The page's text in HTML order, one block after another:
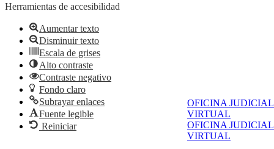
OFICINA JUDICIAL
VIRTUAL
OFICINA JUDICIAL
VIRTUAL
Herramientas de accesibilidad
Aumentar texto
Disminuir texto
Escala de grises
Alto contraste
Contraste negativo
Fondo claro
Subrayar enlaces
Fuente legible
Reiniciar